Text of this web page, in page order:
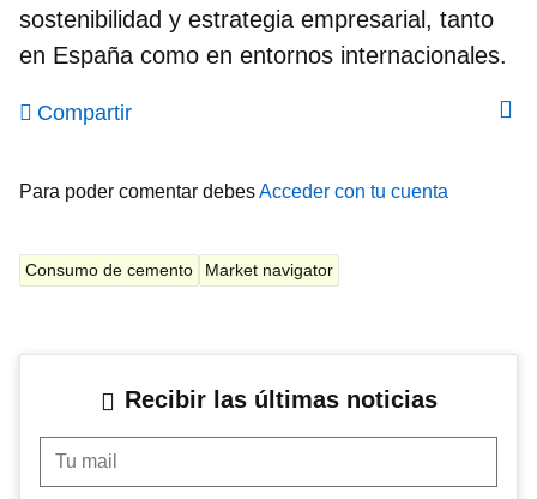
sostenibilidad y estrategia empresarial, tanto
en España como en entornos internacionales.
Compartir
Para poder comentar debesAcceder con tu cuenta
Consumo de cemento Market navigator
Recibir las últimas noticias
Tu mail